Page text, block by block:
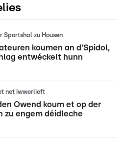
Sportshal zu Housen
koumen an d'Spidol,
entwéckelt hunn
net iwwerlieft
Owend koum et op der
zu engem déidleche